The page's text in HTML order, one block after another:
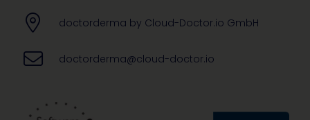
doctorderma by Cloud-Doctor.io GmbH
doctorderma@cloud-doctor.io